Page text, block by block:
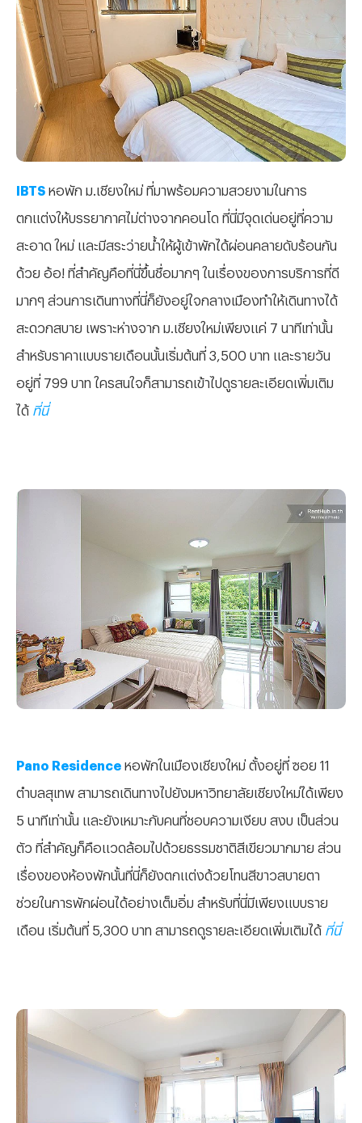
IBTS หอพัก ม.เชียงใหม่ ที่มาพร้อมความสวยงามในการ
ตกแต่งให้บรรยากาศไม่ต่างจากคอนโด ที่นี่มีจุดเด่นอยู่ที่ความ
สะอาด ใหม่ และมีสระว่ายน้ำให้ผู้เข้าพักได้ผ่อนคลายดับร้อนกัน
ด้วย อ้อ! ที่สำคัญคือที่นี่ขึ้นชื่อมากๆ ในเรื่องของการบริการที่ดี
มากๆ ส่วนการเดินทางที่นี่ก็ยังอยู่ใจกลางเมืองทำให้เดินทางได้
สะดวกสบาย เพราะห่างจาก ม.เชียงใหม่เพียงแค่ 7 นาทีเท่านั้น
สำหรับราคาแบบรายเดือนนั้นเริ่มต้นที่ 3,500 บาท และรายวัน
อยู่ที่ 799 บาท ใครสนใจก็สามารถเข้าไปดูรายละเอียดเพิ่มเติม
ได้ ที่นี่
Pano Residence หอพักในเมืองเชียงใหม่ ตั้งอยู่ที่ ซอย 11
ตำบลสุเทพ สามารถเดินทางไปยังมหาวิทยาลัยเชียงใหม่ได้เพียง
5 นาทีเท่านั้น และยังเหมาะกับคนที่ชอบความเงียบ สงบ เป็นส่วน
ตัว ที่สำคัญก็คือแวดล้อมไปด้วยธรรมชาติสีเขียวมากมาย ส่วน
เรื่องของห้องพักนั้นที่นี่ก็ยังตกแต่งด้วยโทนสีขาวสบายตา
ช่วยในการพักผ่อนได้อย่างเต็มอิ่ม สำหรับที่นี่มีเพียงแบบราย
เดือน เริ่มต้นที่ 5,300 บาท สามารถดูรายละเอียดเพิ่มเติมได้ ที่นี่